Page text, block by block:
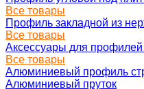
Все товары
Профиль закладной из
Все товары
Аксессуары для
Все товары
Алюминиевый профиль
Алюминиевый пруток